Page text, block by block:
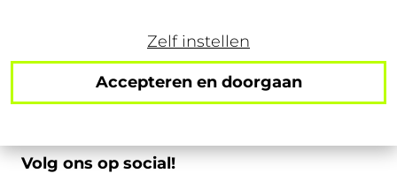
Zelf instellen
Accepteren en doorgaan
nooit te vergeten!
Volg ons op social!